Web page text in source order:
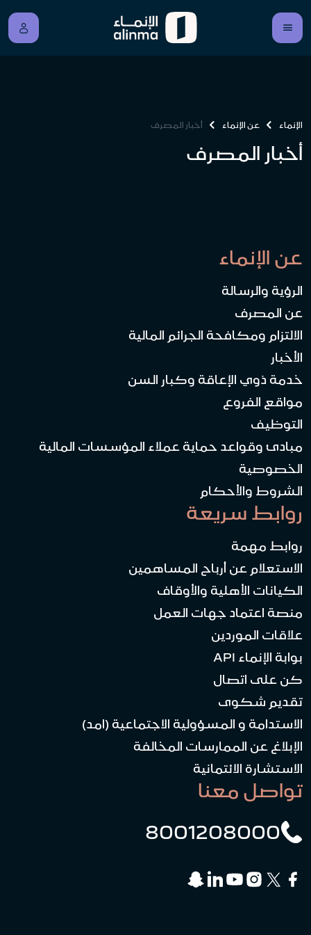
الإنماء عن الإنماء أخبار المصرف
أخبار المصرف
عن الإنماء
الرؤية والرسالة
عن المصرف
الالتزام ومكافحة الجرائم المالية
الأخبار
خدمة ذوي الإعاقة وكبار السن
مواقع الفروع
التوظيف
مبادئ وقواعد حماية عملاء المؤسسات المالية
الخصوصية
الشروط والأحكام
روابط سريعة
روابط مهمة
الاستعلام عن أرباح المساهمين
الكيانات الأهلية والأوقاف
منصة اعتماد جهات العمل
علاقات الموردين
بوابة الإنماء API
كن على اتصال
تقديم شكوى
الاستدامة و المسؤولية الاجتماعية (امد)
الإبلاغ عن الممارسات المخالفة
الاستشارة الائتمانية
تواصل معنا
8001208000